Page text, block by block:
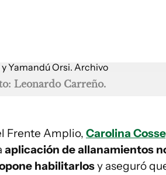
Leonardo Carreño.
Frente Amplio, Carolina Cosse
aplicación de allanamientos
habilitarlosy aseguró